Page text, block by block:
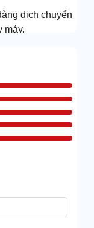
dịch chuyển
máy.